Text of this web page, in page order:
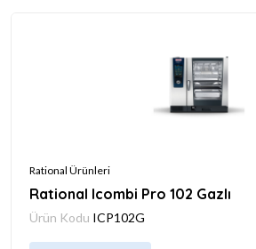
Rational Ürünleri
Rational Icombi Pro 102 Gazlı
Ürün Kodu ICP102G